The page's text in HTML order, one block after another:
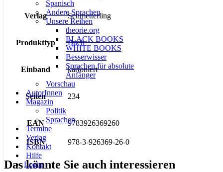
Spanisch
Andere Sprachen
Unsere Reihen
theorie.org
BLACK BOOKS
WHITE BOOKS
Besserwisser
Sprachen für absolute
Anfänger
Vorschau
AutorInnen
Magazin
Politik
Sprachen
Termine
Verlag
Kontakt
Hilfe
Login
Verlag Schmetterling
Produkttyp Buch
Einband kartoniert
Seiten 234
EAN 9783926369260
ISBN 978-3-926369-26-0
Das könnte Sie auch interessieren